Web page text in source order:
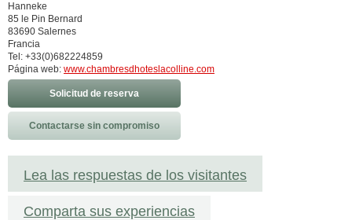
Hanneke
85 le Pin Bernard
83690 Salernes
Francia
Tel: +33(0)682224859
Página web: www.chambresdhoteslacolline.com
Solicitud de reserva
Contactarse sin compromiso
Lea las respuestas de los visitantes
Comparta sus experiencias